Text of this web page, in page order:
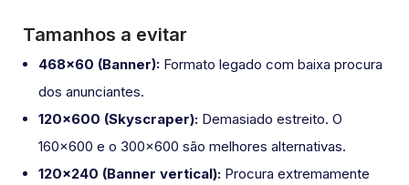
Tamanhos a evitar
468×60 (Banner): Formato legado com baixa procura
dos anunciantes.
120×600 (Skyscraper): Demasiado estreito. O
160×600 e o 300×600 são melhores alternativas.
120×240 (Banner vertical): Procura extremamente